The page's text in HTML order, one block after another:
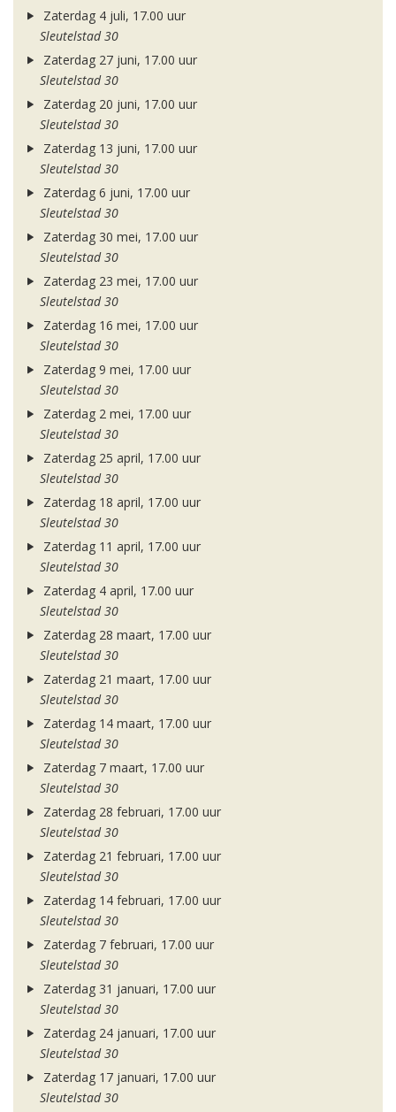
Zaterdag 4 juli, 17.00 uur
Sleutelstad 30
Zaterdag 27 juni, 17.00 uur
Sleutelstad 30
Zaterdag 20 juni, 17.00 uur
Sleutelstad 30
Zaterdag 13 juni, 17.00 uur
Sleutelstad 30
Zaterdag 6 juni, 17.00 uur
Sleutelstad 30
Zaterdag 30 mei, 17.00 uur
Sleutelstad 30
Zaterdag 23 mei, 17.00 uur
Sleutelstad 30
Zaterdag 16 mei, 17.00 uur
Sleutelstad 30
Zaterdag 9 mei, 17.00 uur
Sleutelstad 30
Zaterdag 2 mei, 17.00 uur
Sleutelstad 30
Zaterdag 25 april, 17.00 uur
Sleutelstad 30
Zaterdag 18 april, 17.00 uur
Sleutelstad 30
Zaterdag 11 april, 17.00 uur
Sleutelstad 30
Zaterdag 4 april, 17.00 uur
Sleutelstad 30
Zaterdag 28 maart, 17.00 uur
Sleutelstad 30
Zaterdag 21 maart, 17.00 uur
Sleutelstad 30
Zaterdag 14 maart, 17.00 uur
Sleutelstad 30
Zaterdag 7 maart, 17.00 uur
Sleutelstad 30
Zaterdag 28 februari, 17.00 uur
Sleutelstad 30
Zaterdag 21 februari, 17.00 uur
Sleutelstad 30
Zaterdag 14 februari, 17.00 uur
Sleutelstad 30
Zaterdag 7 februari, 17.00 uur
Sleutelstad 30
Zaterdag 31 januari, 17.00 uur
Sleutelstad 30
Zaterdag 24 januari, 17.00 uur
Sleutelstad 30
Zaterdag 17 januari, 17.00 uur
Sleutelstad 30